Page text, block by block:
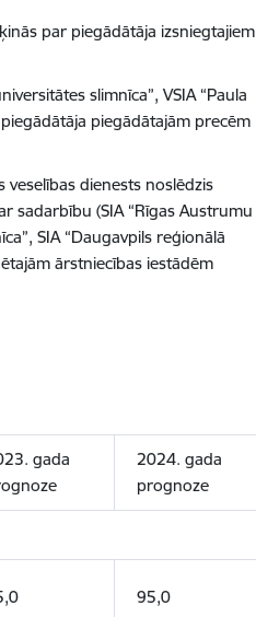
par piegādātāja izsniegtajiem
slimnīca”, VSIA “Paula
piegādātajām precēm
dienests noslēdzis
sadarbību (SIA “Rīgas Austrumu
SIA “Daugavpils reģionālā
ārstniecības iestādēm
gada
2024. gada
prognoze
95,0